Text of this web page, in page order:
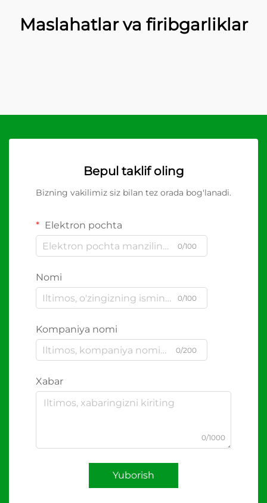
Maslahatlar va firibgarliklar
Bepul taklif oling
Bizning vakilimiz siz bilan tez orada bog'lanadi.
Elektron pochta
0/100
Nomi
0/100
Kompaniya nomi
0/200
Xabar
0/1000
Yuborish